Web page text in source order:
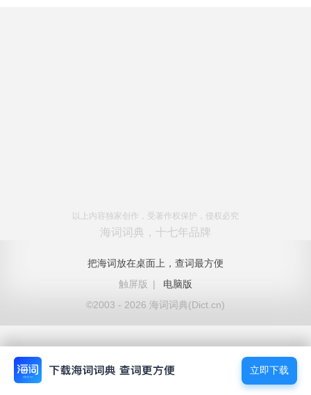
以上内容独家创作，受著作权保护，侵权必究
海词词典，十七年品牌
把海词放在桌面上，查词最方便
触屏版
|
电脑版
©2003 - 2026 海词词典(Dict.cn)
立即下载
立即下载